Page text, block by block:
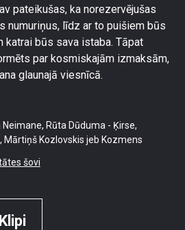
pateikušas, ka norezervējušas
numuriņus, līdz ar to puišiem būs
katrai būs sava istaba. Tāpat
par kosmiskajām izmaksām,
glaunajā viesnīcā.
Neimane, Rūta Dūduma - Ķirse,
Mārtiņš Kozlovskis jeb Kozmens
šovi
Klipi